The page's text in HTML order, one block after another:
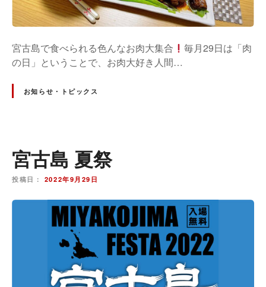
宮古島で食べられる色んなお肉大集合
毎月29日は「肉
の日」ということで、お肉大好き人間…
お知らせ・トピックス
宮古島 夏祭
投稿日： 2022年9月29日